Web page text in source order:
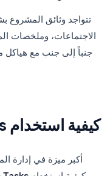
الاجتماعات، وملخصات
كيفية استخدام Google Tasks للفرق